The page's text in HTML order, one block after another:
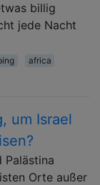
billig
jede Nacht
africa
um Israel
Palästina
Orte außer